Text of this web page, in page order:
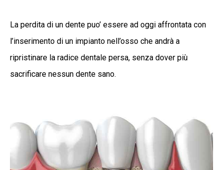
La perdita di un dente puo’ essere ad oggi affrontata con
l’inserimento di un impianto nell’osso che andrà a
ripristinare la radice dentale persa, senza dover più
sacrificare nessun dente sano.